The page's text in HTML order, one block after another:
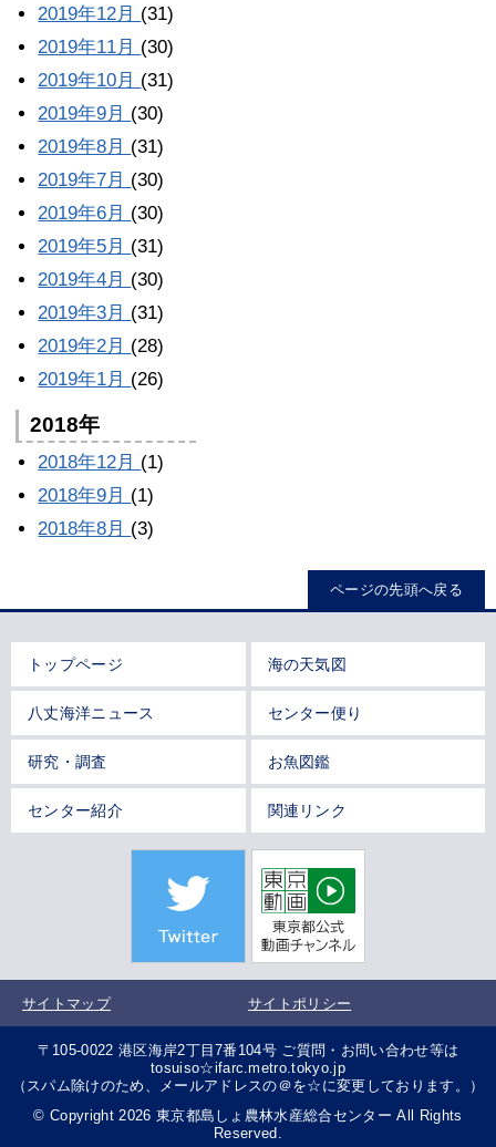
2019年12月 (31)
2019年11月 (30)
2019年10月 (31)
2019年9月 (30)
2019年8月 (31)
2019年7月 (30)
2019年6月 (30)
2019年5月 (31)
2019年4月 (30)
2019年3月 (31)
2019年2月 (28)
2019年1月 (26)
2018年
2018年12月 (1)
2018年9月 (1)
2018年8月 (3)
ページの先頭へ戻る
トップページ 海の天気図
八丈海洋ニュース センター便り
研究・調査 お魚図鑑
センター紹介 関連リンク
サイトマップ サイトポリシー
〒105-0022 港区海岸2丁目7番104号 ご質問・お問い合わせ等は
tosuiso☆ifarc.metro.tokyo.jp
（スパム除けのため、メールアドレスの＠を☆に変更しております。）
© Copyright 2026 東京都島しょ農林水産総合センター All Rights
Reserved.